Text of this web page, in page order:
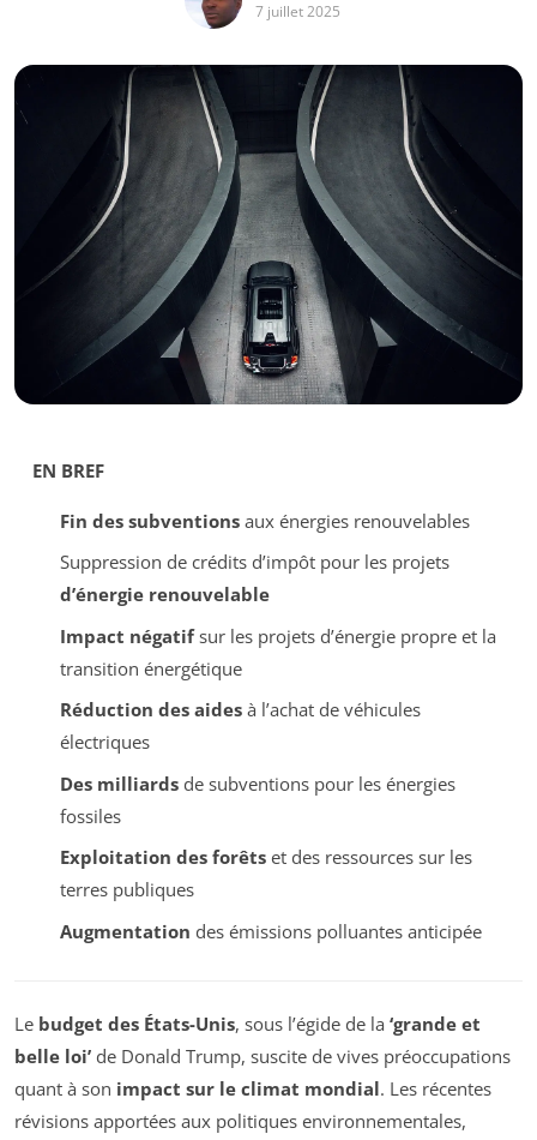
7 juillet 2025
EN BREF
Fin des subventionsaux énergies renouvelables
Suppression de crédits d’impôt pour les projets
d’énergie renouvelable
Impact négatifsur les projets d’énergie propre et la
transition énergétique
Réduction des aidesà l’achat de véhicules
électriques
Des milliardsde subventions pour les énergies
fossiles
Exploitation des forêtset des ressources sur les
terres publiques
Augmentation des émissions polluantes anticipée
Le budget des États-Unis, sous l’égide de la ‘grande et
belle loi’ de Donald Trump, suscite de vives préoccupations
quant à son impact sur le climat mondial. Les récentes
révisions apportées aux politiques environnementales,